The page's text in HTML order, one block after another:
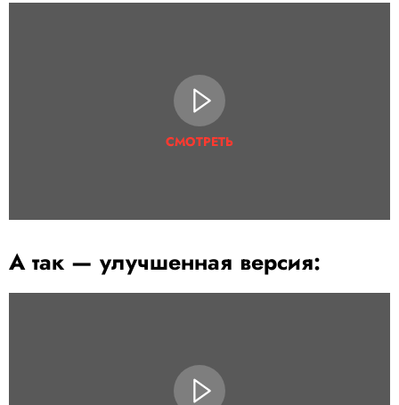
СМОТРЕТЬ
А так — улучшенная версия: